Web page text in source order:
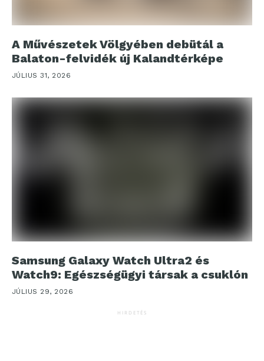
A Művészetek Völgyében debütál a
Balaton-felvidék új Kalandtérképe
JÚLIUS 31, 2026
Samsung Galaxy Watch Ultra2 és
Watch9: Egészségügyi társak a csuklón
JÚLIUS 29, 2026
HIRDETÉS